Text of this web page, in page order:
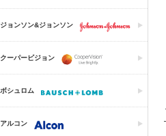
ジョンソン&ジョンソン
クーパービジョン
ボシュロム
アルコン